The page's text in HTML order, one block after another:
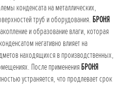
конденсата на металлических,
труб и оборудования. БРОНЯ
и образование влаги, которая
негативно влияет на
находящихся в производственных,
После примененияБРОНЯ
устраняется, что продлевает срок